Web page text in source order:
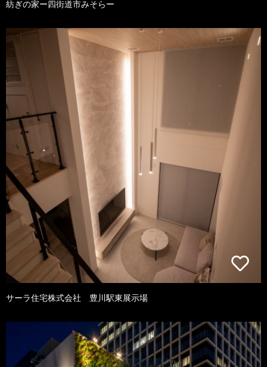
紡ぎの家ー四街道市みそらー
サーラ住宅株式会社 豊川駅東展示場